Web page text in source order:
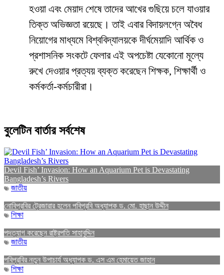
হওয়া এবং মেয়াদ শেষে তাদের আখের গুছিয়ে চলে যাওয়ার
তিক্ত অভিজ্ঞতা রয়েছে। তাই এবার বিদায়লগ্নে অবৈধ
নিয়োগের মাধ্যমে বিশ্ববিদ্যালয়কে দীর্ঘমেয়াদি আর্থিক ও
প্রশাসনিক সংকটে ফেলার এই অপচেষ্টা যেকোনো মূল্যে
রুখে দেওয়ার প্রত্যয় ব্যক্ত করেছেন শিক্ষক, শিক্ষার্থী ও
কর্মকর্তা-কর্মচারীরা।
বুলেটিন বার্তার সর্বশেষ
Devil Fish’ Invasion: How an Aquarium Pet is Devastating
Bangladesh’s Rivers
জাতীয়
নোবিপ্রবির ট্রেজারার হলেন পবিপ্রবি অধ্যাপক ড. মো. হাছান উদ্দীন
শিক্ষা
পদত্যাগ করেছেন রাষ্ট্রপতি সাহাবুদ্দিন
জাতীয়
পবিপ্রবির নতুন উপাচার্য অধ্যাপক ড. এস এম হেমায়েত জাহান
শিক্ষা